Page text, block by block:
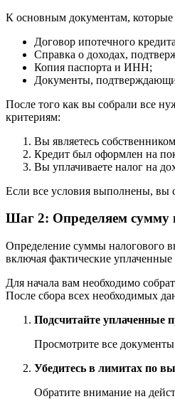
К основным документам, которые
Договор ипотечного
Справка о доходах,
Копия паспорта и ИНН;
Документы,
После того как вы собрали все
критериям:
Вы являетесь
Кредит был оформлен на
Вы уплачиваете налог на
Если все условия выполнены, вы
Шаг 2: Определяем сумму
Определение суммы налогового
включая фактические
Для начала вам необходимо
После сбора всех необходимых
Подсчитайте уплаченные
Просмотрите все
Убедитесь в лимитах по
Обратите внимание на